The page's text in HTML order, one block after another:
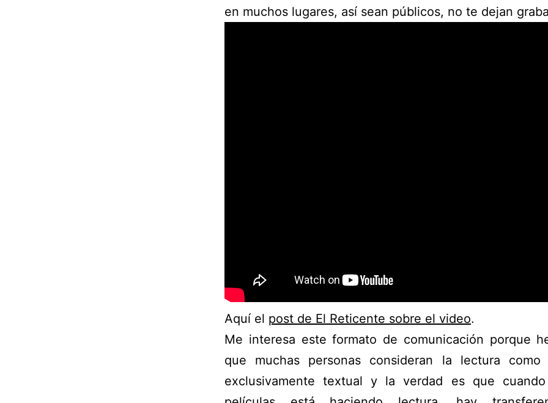
en muchos lugares, así sean públicos, no te dejan
Aquí el post de El Reticente sobre el video.
Me interesa este formato de comunicación porque
que muchas personas consideran la lectura
exclusivamente textual y la verdad es que